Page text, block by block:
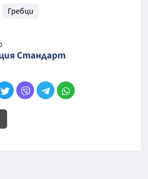
Гребци
Стандарт